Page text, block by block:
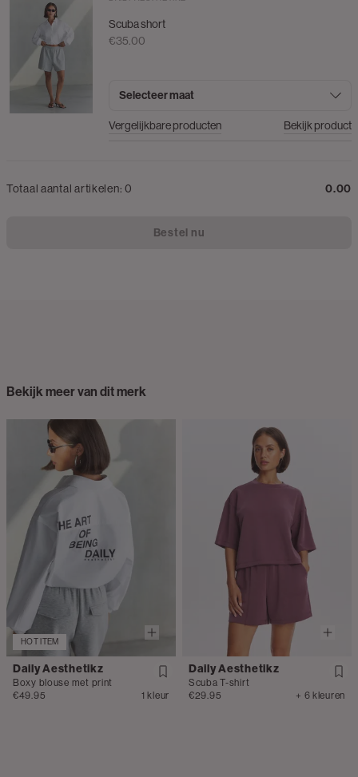
Scuba short
€35.00
Selecteer maat
Vergelijkbare producten Bekijk product
Totaal aantal artikelen:0 0.00
Bestel nu
Bekijk meer van dit merk
HOT ITEM
Daily Aesthetikz
Boxy blouse met print
€49.95
1 kleur
Daily Aesthetikz
Scuba T-shirt
€29.95
+ 6 kleuren